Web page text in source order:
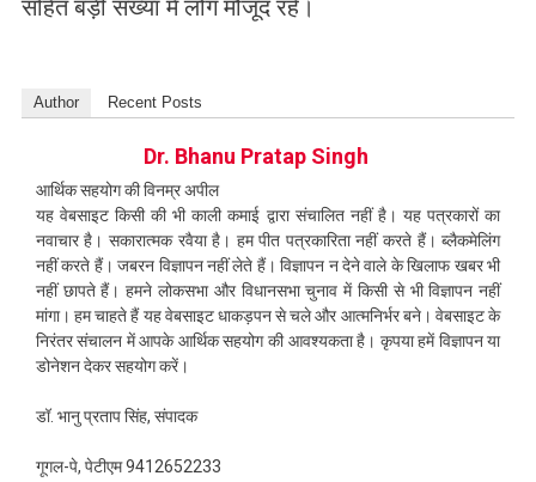
सहित बड़ी संख्या में लोग मौजूद रहे।
Author Recent Posts
Dr. Bhanu Pratap Singh
आर्थिक सहयोग की विनम्र अपील
यह वेबसाइट किसी की भी काली कमाई द्वारा संचालित नहीं है। यह पत्रकारों का
नवाचार है। सकारात्मक रवैया है। हम पीत पत्रकारिता नहीं करते हैं। ब्लैकमेलिंग
नहीं करते हैं। जबरन विज्ञापन नहीं लेते हैं। विज्ञापन न देने वाले के खिलाफ खबर भी
नहीं छापते हैं। हमने लोकसभा और विधानसभा चुनाव में किसी से भी विज्ञापन नहीं
मांगा। हम चाहते हैं यह वेबसाइट धाकड़पन से चले और आत्मनिर्भर बने। वेबसाइट के
निरंतर संचालन में आपके आर्थिक सहयोग की आवश्यकता है। कृपया हमें विज्ञापन या
डोनेशन देकर सहयोग करें।
डॉ. भानु प्रताप सिंह, संपादक
गूगल-पे, पेटीएम 9412652233